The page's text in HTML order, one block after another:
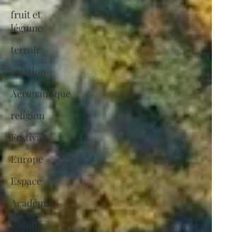
fruit et
légume
terroir
aviation
Aéronautique
religion
Festival
Europe
Espace
Académie
Faculté